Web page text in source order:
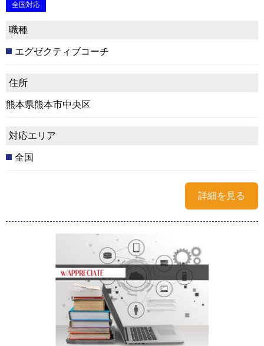
全国対応
職種
エグゼクティブコーチ
住所
熊本県熊本市中央区
対応エリア
全国
詳細を見る